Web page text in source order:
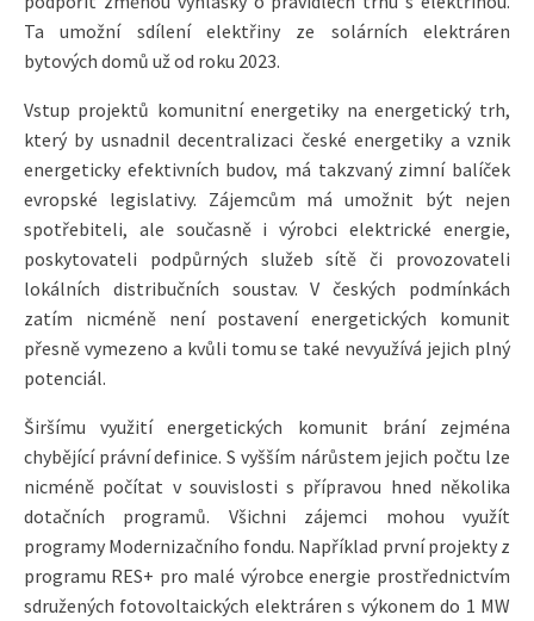
Ta umožní sdílení elektřiny ze solárních elektráren
bytových domů už od roku 2023.
Vstup projektů komunitní energetiky na energetický trh,
který by usnadnil decentralizaci české energetiky a vznik
energeticky efektivních budov, má takzvaný zimní balíček
evropské legislativy. Zájemcům má umožnit být nejen
spotřebiteli, ale současně i výrobci elektrické energie,
poskytovateli podpůrných služeb sítě či provozovateli
lokálních distribučních soustav. V českých podmínkách
zatím nicméně není postavení energetických komunit
přesně vymezeno a kvůli tomu se také nevyužívá jejich plný
potenciál.
Širšímu využití energetických komunit brání zejména
chybějící právní definice. S vyšším nárůstem jejich počtu lze
nicméně počítat v souvislosti s přípravou hned několika
dotačních programů. Všichni zájemci mohou využít
programy Modernizačního fondu. Například první projekty z
programu RES+ pro malé výrobce energie prostřednictvím
sdružených fotovoltaických elektráren s výkonem do 1 MW